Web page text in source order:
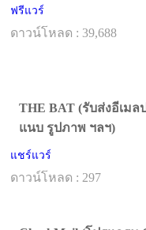
ฟรีแวร์
ดาวน์โหลด : 39,688
THE BAT (รับส่งอีเมล
แนบ รูปภาพ ฯลฯ)
แชร์แวร์
ดาวน์โหลด : 297